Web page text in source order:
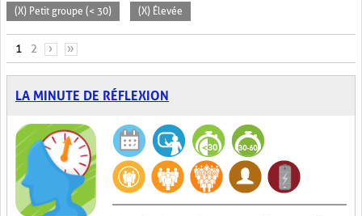
(X) Petit groupe (< 30) (X) Élevée
PAGES
1 2 › »
LA MINUTE DE RÉFLEXION